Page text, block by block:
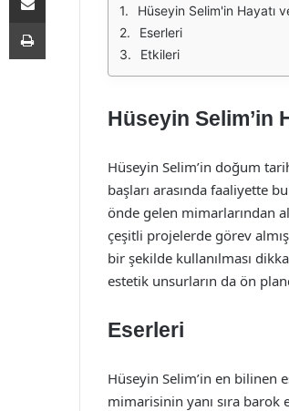
Hüseyin Selim'in Hayatı
Eserleri
Etkileri
Hüseyin Selim’in
Hüseyin Selim’in doğum
başları arasında faaliyette
önde gelen mimarlarından
çeşitli projelerde görev
bir şekilde kullanılması
estetik unsurların da ön
Eserleri
Hüseyin Selim’in en bilinen
mimarisinin yanı sıra barok